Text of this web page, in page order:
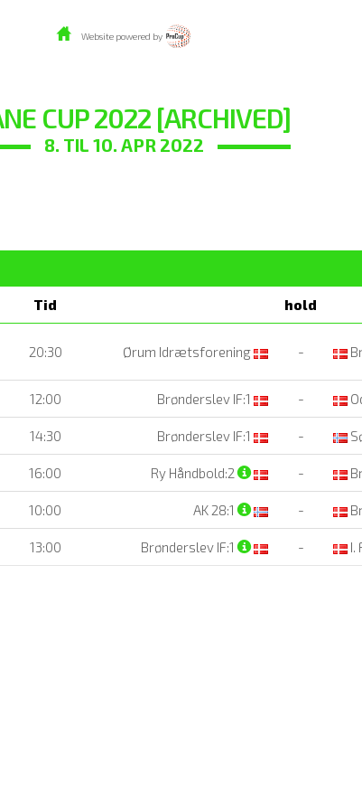
Website powered by
CUP 2022 [ARCHIVED]
8. TIL 10. APR 2022
Tid hold
20:30 Ørum Idrætsforening -
12:00 Brønderslev IF:1 -
14:30 Brønderslev IF:1 -
16:00 Ry Håndbold:2 -
10:00 AK 28:1 -
13:00 Brønderslev IF:1 - I.